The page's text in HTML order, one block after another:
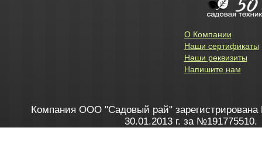
О Компании
Наши сертификаты
Наши реквизиты
Напишите нам
Компания ООО "Садовый рай" зарегистрирована
30.01.2013 г. за №191775510.